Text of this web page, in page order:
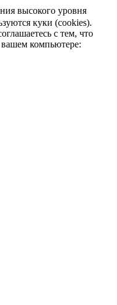
высокого уровня
куки (cookies).
с тем, что
вашем компьютере: